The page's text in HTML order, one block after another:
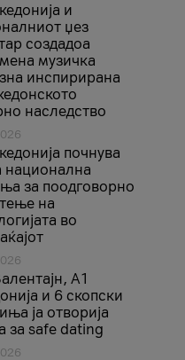
и
џез
создадоа
музичка
инспирирана
наследство
почнува
национална
за поодговорно
на
во
A1
и 6 скопски
ја отворија
за safe dating